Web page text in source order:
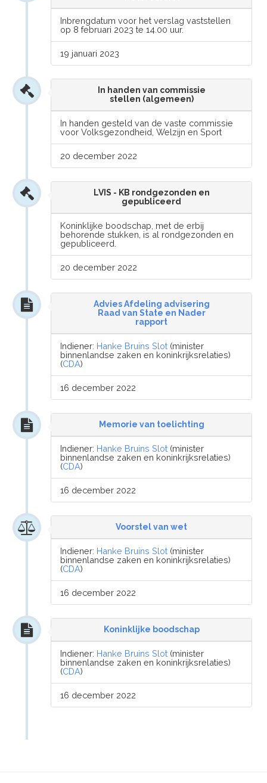
Inbrengdatum voor het verslag vaststellen
op 8 februari 2023 te 14.00 uur.
19 januari 2023
In handen van commissie
stellen (algemeen)
In handen gesteld van de vaste commissie
voor Volksgezondheid, Welzijn en Sport
20 december 2022
LVIS - KB rondgezonden en
gepubliceerd
Koninklijke boodschap, met de erbij
behorende stukken, is al rondgezonden en
gepubliceerd.
20 december 2022
Advies Afdeling advisering
Raad van State en Nader
rapport
Indiener: Hanke Bruins Slot (minister
binnenlandse zaken en koninkrijksrelaties)
(CDA)
16 december 2022
Memorie van toelichting
Indiener: Hanke Bruins Slot (minister
binnenlandse zaken en koninkrijksrelaties)
(CDA)
16 december 2022
Voorstel van wet
Indiener: Hanke Bruins Slot (minister
binnenlandse zaken en koninkrijksrelaties)
(CDA)
16 december 2022
Koninklijke boodschap
Indiener: Hanke Bruins Slot (minister
binnenlandse zaken en koninkrijksrelaties)
(CDA)
16 december 2022